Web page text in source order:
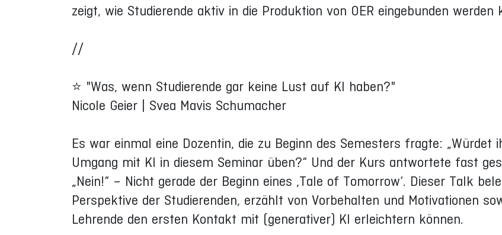
zeigt, wie Studierende aktiv in die Produktion von OER eingebunden werden
//
⭐ "Was, wenn Studierende gar keine Lust auf KI haben?"
Nicole Geier | Svea Mavis Schumacher
Es war einmal eine Dozentin, die zu Beginn des Semesters fragte: „Würdet
Umgang mit KI in diesem Seminar üben?“ Und der Kurs antwortete fast
„Nein!“ – Nicht gerade der Beginn eines ‚Tale of Tomorrow‘. Dieser Talk
Perspektive der Studierenden, erzählt von Vorbehalten und Motivationen
Lehrende den ersten Kontakt mit (generativer) KI erleichtern können.